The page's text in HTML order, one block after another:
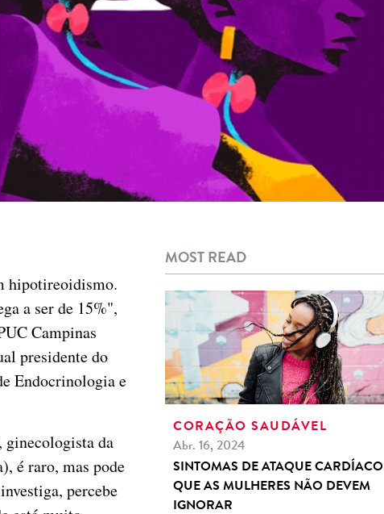
hipotireoidismo.
a ser de 15%",
Campinas
presidente do
Endocrinologia e
ginecologista da
é raro, mas pode
percebe
MOST READ
CORAÇÃO SAUDÁVEL
Abr. 16, 2024
SINTOMAS DE ATAQUE CARDÍACO
QUE AS MULHERES NÃO DEVEM
IGNORAR